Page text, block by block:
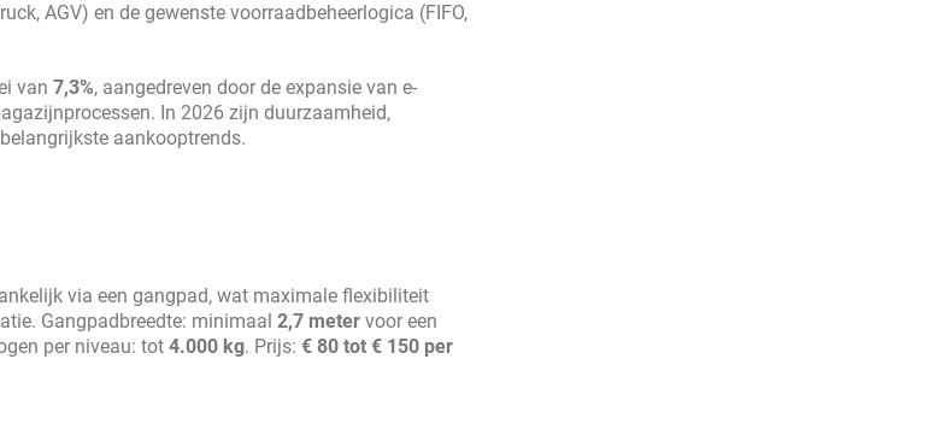
AGV) en de gewenste voorraadbeheerlogica (FIFO,
van 7,3%, aangedreven door de expansie van e-
In 2026 zijn duurzaamheid,
aankooptrends.
via een gangpad, wat maximale flexibiliteit
Gangpadbreedte: minimaal 2,7 meter voor een
per niveau: tot 4.000 kg. Prijs: € 80 tot € 150 per